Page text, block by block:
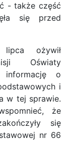
- także część
się przed
ożywił
Oświaty
informację o
i
w tej sprawie.
że
się
nr 66